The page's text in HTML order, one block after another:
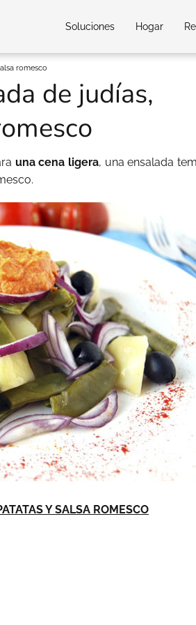
Soluciones Hogar
romesco
de judías,
una cena ligera, una ensalada
Y SALSA ROMESCO